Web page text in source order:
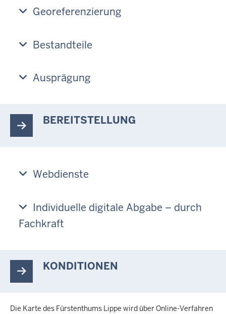
Georeferenzierung
Bestandteile
Ausprägung
BEREITSTELLUNG
Webdienste
Individuelle digitale Abgabe – durch
Fachkraft
KONDITIONEN
Die Karte des Fürstenthums Lippe wird über Online-Verfahren